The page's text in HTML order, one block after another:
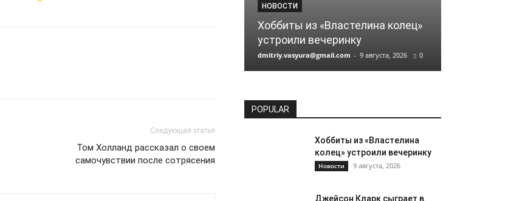
Следующая статья
Том Холланд рассказал о своем
самочувствии после сотрясения
НОВОСТИ
Хоббиты из «Властелина колец»
устроили вечеринку
dmitriy.vasyura@gmail.com - 9 августа, 2026 0
POPULAR
Хоббиты из «Властелина
колец» устроили вечеринку
Новости 9 августа, 2026
Джейсон Кларк сыграет в